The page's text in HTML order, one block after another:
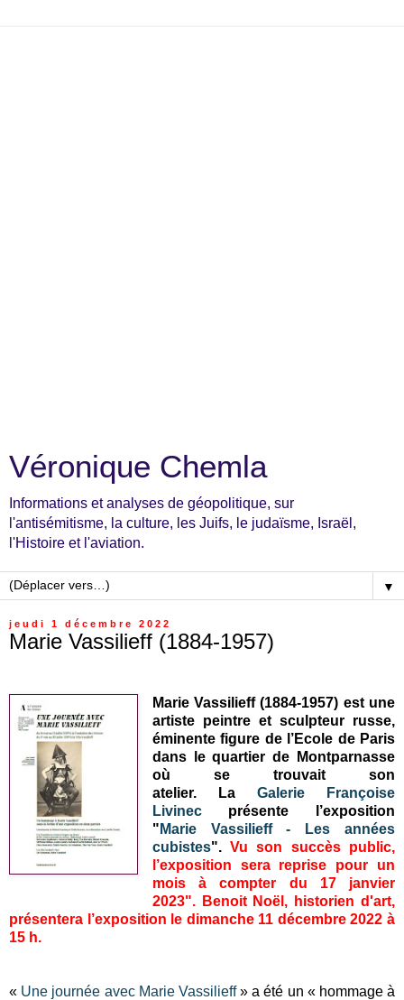
Véronique Chemla
Informations et analyses de géopolitique, sur
l'antisémitisme, la culture, les Juifs, le judaïsme, Israël,
l'Histoire et l'aviation.
▼
jeudi 1 décembre 2022
Marie Vassilieff (1884-1957)
Marie Vassilieff (1884-1957) est une
artiste peintre et sculpteur russe,
éminente figure de l’Ecole de Paris
dans le quartier de Montparnasse
où se trouvait son
atelier. La Galerie Françoise
Livinecprésente l’exposition
" Marie Vassilieff - Les années
cubistes".Vu son succès public,
l’exposition sera reprise pour un
mois à compter du 17 janvier
2023". Benoit Noël, historien d'art,
présentera l’exposition le dimanche 11 décembre 2022 à
15 h.
« Une journée avec Marie Vassilieff» a été un « hommage à